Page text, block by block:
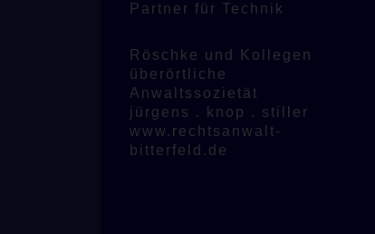
Partner für Technik
Röschke und Kollegen
überörtliche
Anwaltssozietät
jürgens . knop . stiller
www.rechtsanwalt-
bitterfeld.de